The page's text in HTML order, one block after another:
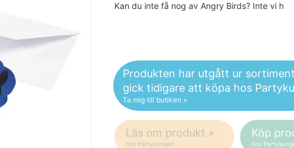
Kan du inte få nog av Angry Birds? Inte vi h
Produkten har utgått ur
gick tidigare att köpa hos
Ta mig till butiken »
Läs om produkt »
hos Partykungen
Köp
hos